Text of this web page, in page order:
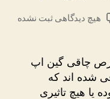
هیچ دیدگاهیبرای
چاقی
گین
اپ
ثبت نشده
چاقی گین اپ
شده اند که
یا هیچ تاثیری